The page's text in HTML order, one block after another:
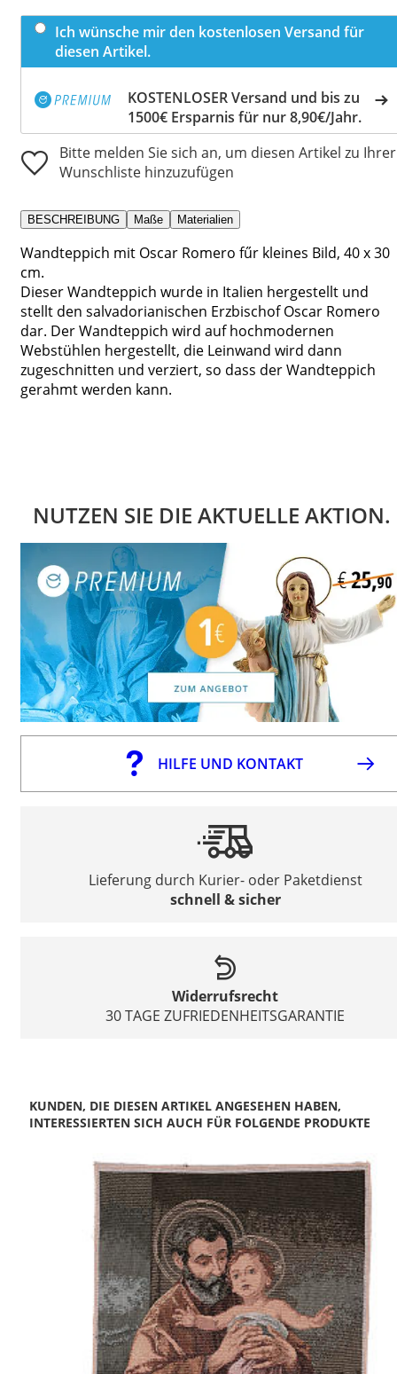
Ich wünsche mir den kostenlosen Versand für
diesen Artikel.
KOSTENLOSER Versand und bis zu
1500€ Ersparnis für nur 8,90€/Jahr.
Bitte melden Sie sich an, um diesen Artikel zu Ihrer
Wunschliste hinzuzufügen
BESCHREIBUNG Maße Materialien
Wandteppich mit Oscar Romero fűr kleines Bild, 40 x 30
cm.
Dieser Wandteppich wurde in Italien hergestellt und
stellt den salvadorianischen Erzbischof Oscar Romero
dar. Der Wandteppich wird auf hochmodernen
Webstühlen hergestellt, die Leinwand wird dann
zugeschnitten und verziert, so dass der Wandteppich
gerahmt werden kann.
NUTZEN SIE DIE AKTUELLE AKTION.
HILFE UND KONTAKT
Lieferung durch Kurier- oder Paketdienst
schnell & sicher
Widerrufsrecht
30 TAGE ZUFRIEDENHEITSGARANTIE
KUNDEN, DIE DIESEN ARTIKEL ANGESEHEN HABEN,
INTERESSIERTEN SICH AUCH FÜR FOLGENDE PRODUKTE